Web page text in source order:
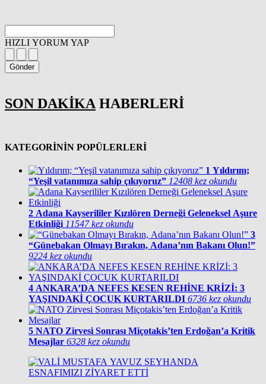
HIZLI YORUM YAP
Gönder
SON DAKİKA HABERLERİ
KATEGORİNİN POPÜLERLERİ
1 Yıldırım;
“Yeşil vatanımıza sahip çıkıyoruz” 12408 kez okundu
2 Adana Kayserililer Kızılören Derneği Geleneksel Aşure
Etkinliği 11547 kez okundu
3
“Günebakan Olmayı Bırakın, Adana’nın Bakanı Olun!”
9224 kez okundu
4 ANKARA’DA NEFES KESEN REHİNE KRİZİ: 3
YAŞINDAKİ ÇOCUK KURTARILDI 6736 kez okundu
5 NATO Zirvesi Sonrası Miçotakis’ten Erdoğan’a Kritik
Mesajlar 6328 kez okundu